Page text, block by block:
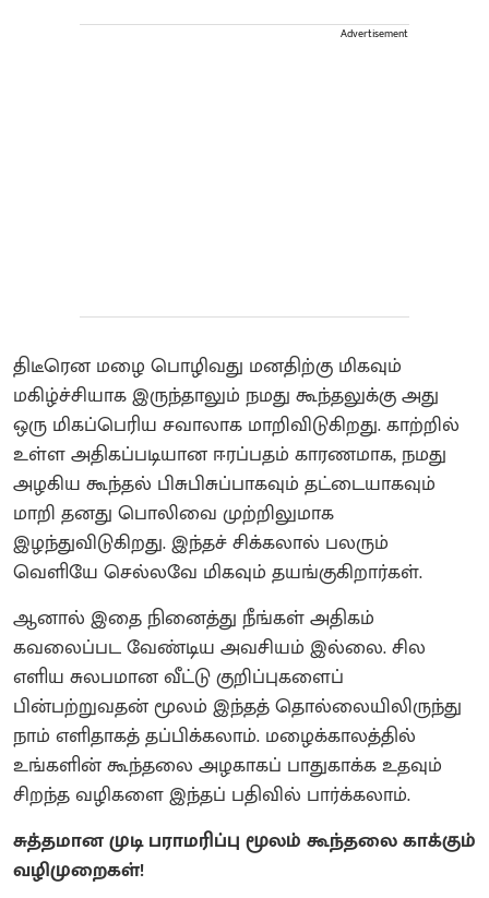
Advertisement
திடீரென மழை பொழிவது மனதிற்கு மிகவும்
மகிழ்ச்சியாக இருந்தாலும் நமது கூந்தலுக்கு அது
ஒரு மிகப்பெரிய சவாலாக மாறிவிடுகிறது. காற்றில்
உள்ள அதிகப்படியான ஈரப்பதம் காரணமாக, நமது
அழகிய கூந்தல் பிசுபிசுப்பாகவும் தட்டையாகவும்
மாறி தனது பொலிவை முற்றிலுமாக
இழந்துவிடுகிறது. இந்தச் சிக்கலால் பலரும்
வெளியே செல்லவே மிகவும் தயங்குகிறார்கள்.
ஆனால் இதை நினைத்து நீங்கள் அதிகம்
கவலைப்பட வேண்டிய அவசியம் இல்லை. சில
எளிய சுலபமான வீட்டு குறிப்புகளைப்
பின்பற்றுவதன் மூலம் இந்தத் தொல்லையிலிருந்து
நாம் எளிதாகத் தப்பிக்கலாம். மழைக்காலத்தில்
உங்களின் கூந்தலை அழகாகப் பாதுகாக்க உதவும்
சிறந்த வழிகளை இந்தப் பதிவில் பார்க்கலாம்.
சுத்தமான முடி பராமரிப்பு மூலம் கூந்தலை காக்கும்
வழிமுறைகள்!